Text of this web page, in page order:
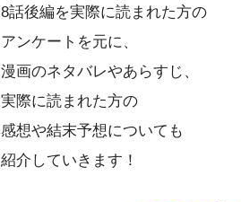
8話後編を実際に読まれた方の
アンケートを元に、
漫画のネタバレやあらすじ、
実際に読まれた方の
感想や結末予想についても
紹介していきます！